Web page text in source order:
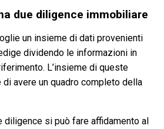
due diligence immobiliare
un insieme di dati provenienti
dividendo le informazioni in
L’insieme di queste
avere un quadro completo della
diligence si può fare affidamento al